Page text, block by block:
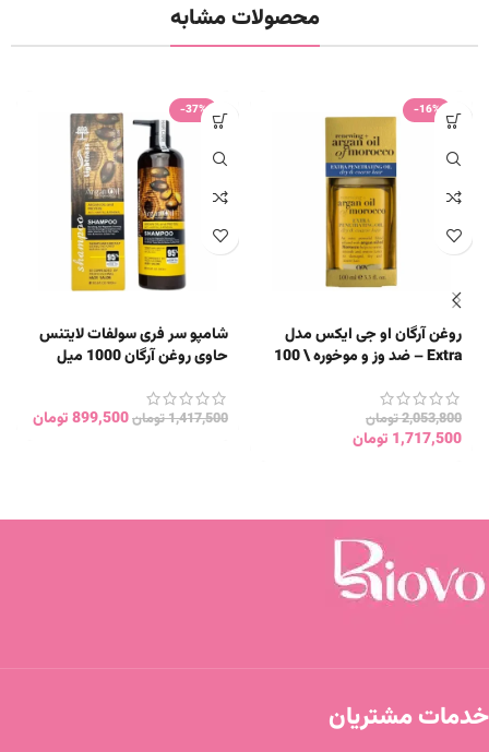
محصولات مشابه
-16%
روغن آرگان او جی ایکس مدل
Extra – ضد وز و موخوره \ 100
2,053,800تومان
1,717,500 تومان
-37%
شامپو سر فری سولفات لایتنس
حاوی روغن آرگان 1000 میل
1,417,500تومان899,500تومان
خدمات مشتریان